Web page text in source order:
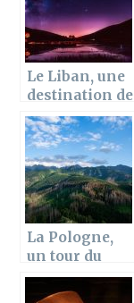
Le Liban, une
destination de
rêves pour un
Weekend.
La Pologne,
un tour du
côté de
Zakopane